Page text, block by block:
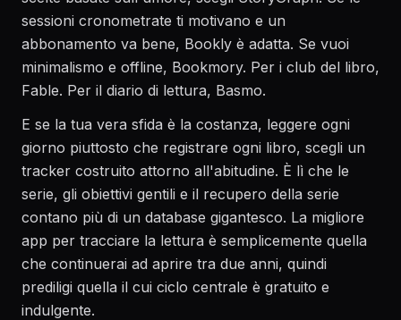
sessioni cronometrate ti motivano e un
abbonamento va bene, Bookly è adatta. Se vuoi
minimalismo e offline, Bookmory. Per i club del libro,
Fable. Per il diario di lettura, Basmo.
E se la tua vera sfida è la costanza, leggere ogni
giorno piuttosto che registrare ogni libro, scegli un
tracker costruito attorno all'abitudine. È lì che le
serie, gli obiettivi gentili e il recupero della serie
contano più di un database gigantesco. La migliore
app per tracciare la lettura è semplicemente quella
che continuerai ad aprire tra due anni, quindi
prediligi quella il cui ciclo centrale è gratuito e
indulgente.